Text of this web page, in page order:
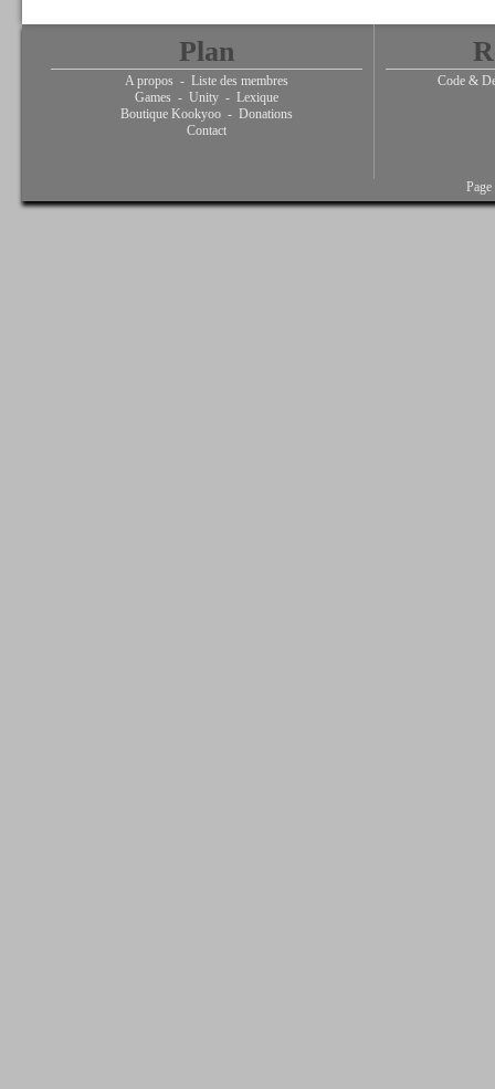
Plan
A propos - Liste des membres
Games - Unity - Lexique
Boutique Kookyoo - Donations
Contact
Code &